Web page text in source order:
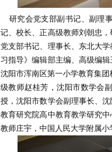
研究会党支部副书记、副理
记、校长、正高级教师刘朝忠
党支部书记、理事长、东北大
习指导》编辑部主编、高级编
沈阳市浑南区第一小学教育集
级教师赵桂芳，沈阳市数学会
授，沈阳市数学会副理事长、
教育研究院高中教育教学研究
教师庄宇，中国人民大学附属